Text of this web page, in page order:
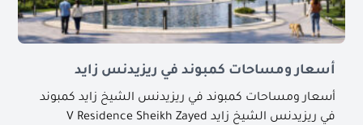
أسعار ومساحات كمبوند في ريزيدنس زايد
أسعار ومساحات كمبوند في ريزيدنس الشيخ زايد كمبوند
في ريزيدنس الشيخ زايد V Residence Sheikh Zayed